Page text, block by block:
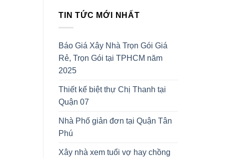
TIN TỨC MỚI NHẤT
Báo Giá Xây Nhà Trọn Gói Giá
Rẻ, Trọn Gói tại TPHCM năm
2025
Thiết kế biệt thự Chị Thanh tại
Quận 07
Nhà Phố giản đơn tại Quận Tân
Phú
Xây nhà xem tuổi vợ hay chồng